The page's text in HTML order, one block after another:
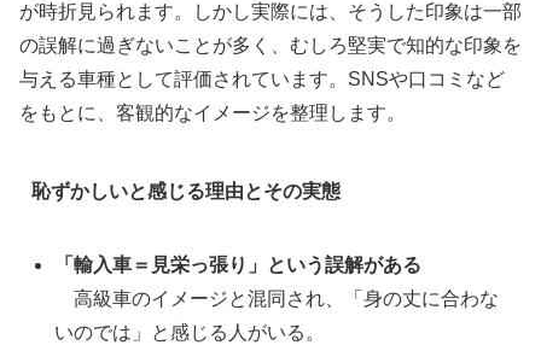
が時折見られます。しかし実際には、そうした印象は一部
の誤解に過ぎないことが多く、むしろ堅実で知的な印象を
与える車種として評価されています。SNSや口コミなど
をもとに、客観的なイメージを整理します。
恥ずかしいと感じる理由とその実態
「輸入車＝見栄っ張り」という誤解がある
高級車のイメージと混同され、「身の丈に合わな
いのでは」と感じる人がいる。